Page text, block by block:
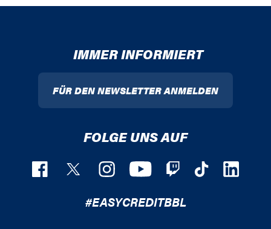
IMMER INFORMIERT
FÜR DEN NEWSLETTER ANMELDEN
FOLGE UNS AUF
#EASYCREDITBBL